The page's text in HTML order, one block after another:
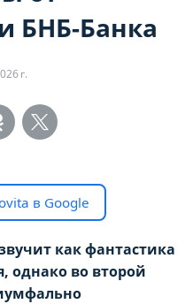
БНБ-Банка
г.
в Google
как фантастика
однако во второй